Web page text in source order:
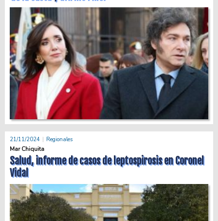
21/11/2024 Regionales
Mar Chiquita
Salud, informe de casos de leptospirosis en Coronel
Vidal